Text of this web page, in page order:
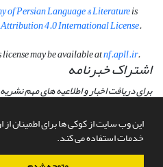
این وب سایت از کوکی ها برای اطمینان از
خدمات استفاده می کند.
of Persian Language & Literatureis
4.0 International License.
may be available atnf.apll.ir.
اشتراک خبرنامه
برای دریافت اخبار و اطلاعیه های مهم